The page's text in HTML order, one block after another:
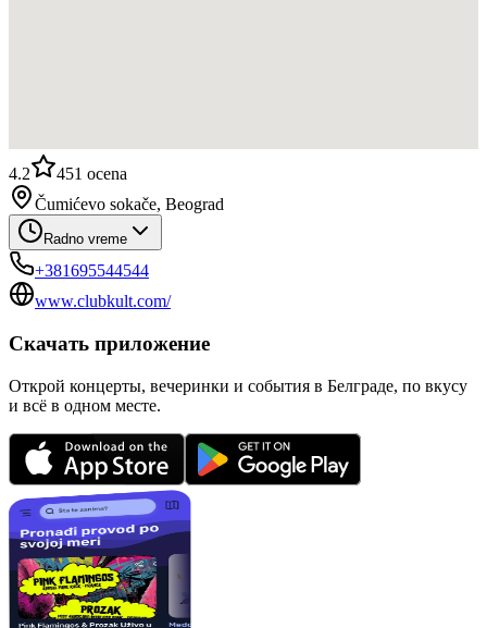
4.2 451 ocena
Čumićevo sokače, Beograd
Radno vreme
+381695544544
www.clubkult.com/
Скачать приложение
Открой концерты, вечеринки и события в Белграде, по вкусу
и всё в одном месте.